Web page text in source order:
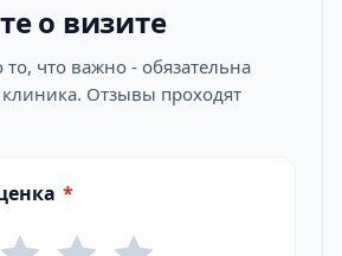
о визите
то, что важно - обязательна
Отзывы проходят
*